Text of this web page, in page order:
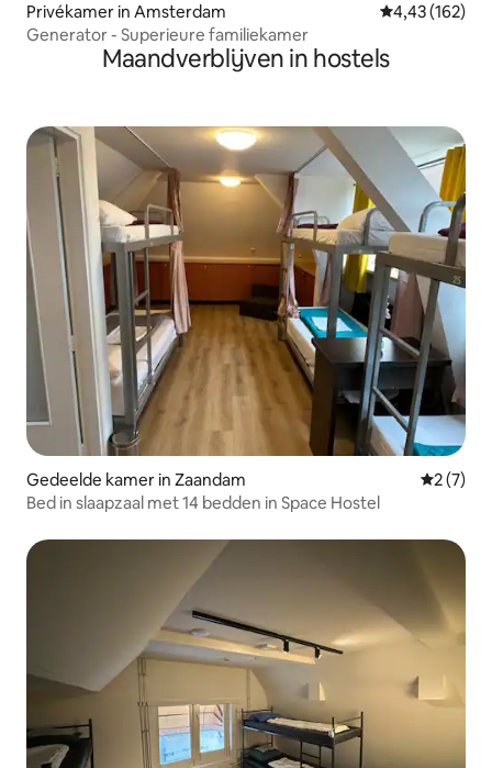
Privékamer in Amsterdam Gemiddelde
4,43 (162)
Generator - Superieure familiekamer
Maandverblijven in hostels
Gedeelde kamer in Zaandam
2 (7)
Bed in slaapzaal met 14 bedden in Space Hostel